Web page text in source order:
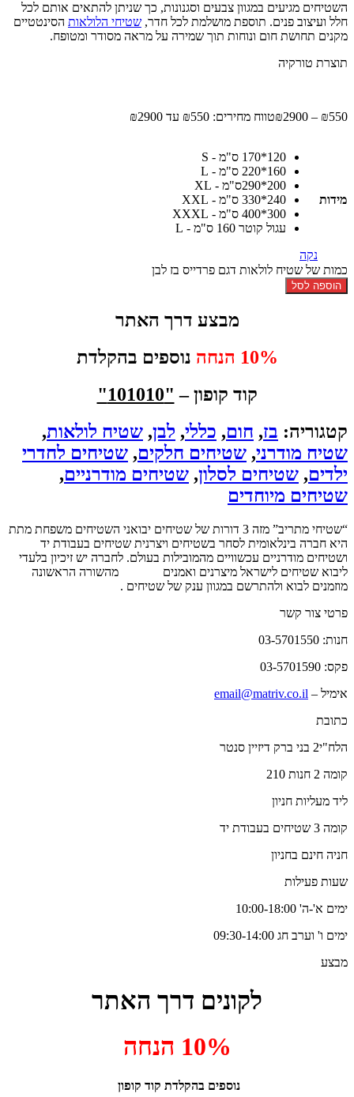
השטיחים מגיעים במגוון צבעים וסגנונות, כך שניתן להתאים אותם לכל
חלל ועיצוב פנים. תוספת מושלמת לכל חדר, שטיחי הלולאות הסינטטיים
מקנים תחושת חום ונוחות תוך שמירה על מראה מסודר ומטופח.
תוצרת טורקיה
₪550
–
₪2900 טווח מחירים: ⁦₪550⁩ עד ⁦₪2900⁩
מידות
120*170 ס"מ - S
160*220 ס"מ - L
200*290ס"מ - XL
240*330 ס"מ - XXL
300*400 ס"מ - XXXL
עגול קוטר 160 ס"מ - L
נקה
כמות של שטיח לולאות דגם פרדייס בז לבן
הוספה לסל
מבצע דרך האתר
10% הנחה
נוספים בהקלדת
קוד קופון – "101010"
קטגוריה: בז, חום, כללי, לבן, שטיח לולאות,
שטיח מודרני, שטיחים חלקים, שטיחים לחדרי
ילדים, שטיחים לסלון, שטיחים מודרניים,
שטיחים מיוחדים
“שטיחי מתריב” מזה 3 דורות של שטיחים יבואני השטיחים משפחת מתת
היא חברה בינלאומית לסחר בשטיחים ויצרנית שטיחים בעבודת יד
ושטיחים מודרניים עכשוויים מהמובילות בעולם. לחברה יש זיכיון בלעדי
ליבוא שטיחים לישראל מיצרנים ואמנים
מהשורה הראשונה
מוזמנים לבוא ולהתרשם במגוון ענק של שטיחים .
פרטי צור קשר
חנות: 03-5701550
פקס: 03-5701590
אימיל – email@matriv.co.il
כתובת
הלח"י2 בני ברק דיזיין סנטר
קומה 2 חנות 210
ליד מעליות חניון
קומה 3 שטיחים בעבודת יד
חניה חינם בחניון
שעות פעילות
ימים א'-ה' 10:00-18:00
ימים ו' וערב חג 09:30-14:00
מבצע
לקונים דרך האתר
נוספים בהקלדת קוד קופון